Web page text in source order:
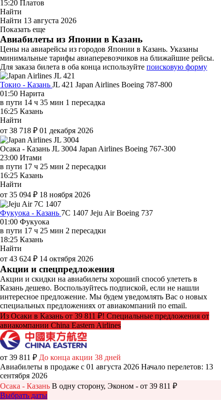
15:20 Платов
Найти
Найти 13 августа 2026
Показать еще
Авиабилеты из Японии в Казань
Цены на авиарейсы из городов Японии в Казань. Указаны
минимальные тарифы авиаперевозчиков на ближайшие рейсы.
Для заказа билета в оба конца используйте поисковую форму
Токио - Казань JL 421 Japan Airlines Boeing 787-800
01:50 Нарита
в пути 14 ч 35 мин 1 пересадка
16:25 Казань
Найти
от 38 718 ₽ 01 декабря 2026
Осака - Казань JL 3004 Japan Airlines Boeing 767-300
23:00 Итами
в пути 17 ч 25 мин 2 пересадки
16:25 Казань
Найти
от 35 094 ₽ 18 ноября 2026
Фукуока - Казань 7C 1407 Jeju AirBoeing 737
01:00 Фукуока
в пути 17 ч 25 мин 2 пересадки
18:25 Казань
Найти
от 43 624 ₽ 14 октября 2026
Акции и спецпредложения
Акции и скидки на авиабилеты хороший способ улететь в
Казань дешево. Воспользуйтесь подпиской, если не нашли
интересное предложение. Мы будем уведомлять Вас о новых
специальных предложениях от авиакомпаний по email.
Из Осаки в Казань от 39 811 ₽! Специальные предложения от
авиакомпании China Eastern Airlines
от 39 811 ₽ До конца акции 38 дней
Авиабилеты в продаже с 01 августа 2026 Начало перелетов: 13
сентября 2026
Осака - Казань В одну сторону, Эконом - от 39 811 ₽
Выбрать даты